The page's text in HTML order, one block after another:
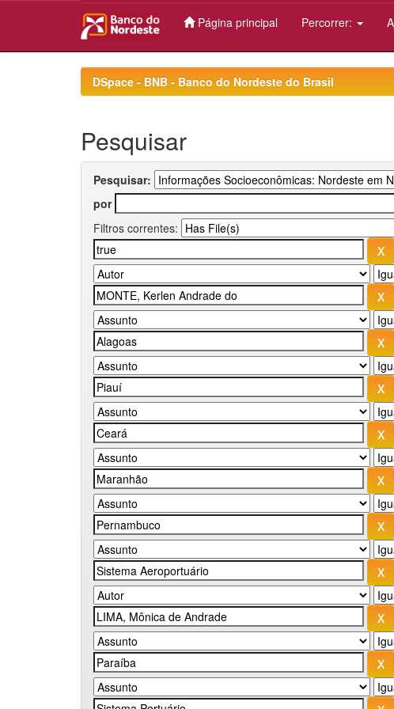
Página principal Percorrer:
DSpace - BNB - Banco do Nordeste do Brasil
Pesquisar
Pesquisar:
por
Filtros correntes: